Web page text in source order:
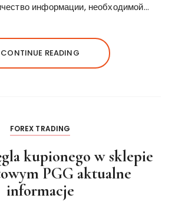
информации, необходимой…
CONTINUE READING
FOREX TRADING
kupionego w sklepie
PGG aktualne
informacje